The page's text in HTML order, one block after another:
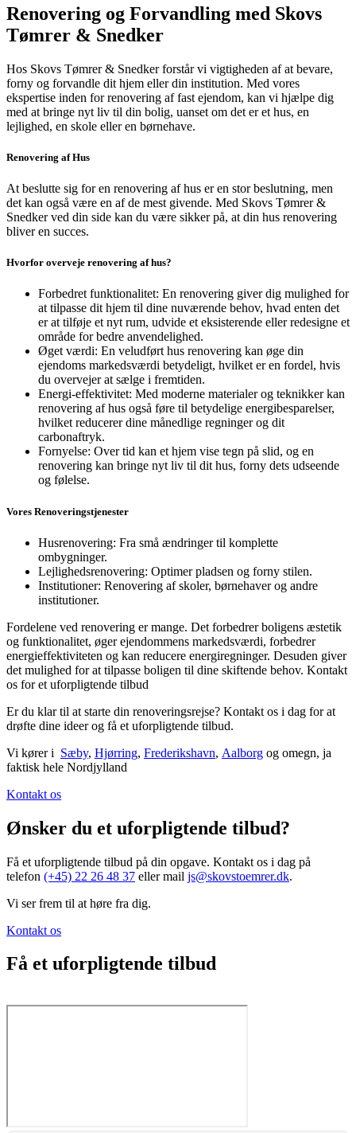
Renovering og Forvandling med Skovs
Tømrer & Snedker
Hos Skovs Tømrer & Snedker forstår vi vigtigheden af at bevare,
forny og forvandle dit hjem eller din institution. Med vores
ekspertise inden for renovering af fast ejendom, kan vi hjælpe dig
med at bringe nyt liv til din bolig, uanset om det er et hus, en
lejlighed, en skole eller en børnehave.
Renovering af Hus
At beslutte sig for en renovering af hus er en stor beslutning, men
det kan også være en af de mest givende. Med Skovs Tømrer &
Snedker ved din side kan du være sikker på, at din hus renovering
bliver en succes.
Hvorfor overveje renovering af hus?
Forbedret funktionalitet: En renovering giver dig mulighed for
at tilpasse dit hjem til dine nuværende behov, hvad enten det
er at tilføje et nyt rum, udvide et eksisterende eller redesigne et
område for bedre anvendelighed.
Øget værdi: En veludført hus renovering kan øge din
ejendoms markedsværdi betydeligt, hvilket er en fordel, hvis
du overvejer at sælge i fremtiden.
Energi-effektivitet: Med moderne materialer og teknikker kan
renovering af hus også føre til betydelige energibesparelser,
hvilket reducerer dine månedlige regninger og dit
carbonaftryk.
Fornyelse: Over tid kan et hjem vise tegn på slid, og en
renovering kan bringe nyt liv til dit hus, forny dets udseende
og følelse.
Vores Renoveringstjenester
Husrenovering: Fra små ændringer til komplette
ombygninger.
Lejlighedsrenovering: Optimer pladsen og forny stilen.
Institutioner: Renovering af skoler, børnehaver og andre
institutioner.
Fordelene ved renovering er mange. Det forbedrer boligens æstetik
og funktionalitet, øger ejendommens markedsværdi, forbedrer
energieffektiviteten og kan reducere energiregninger. Desuden giver
det mulighed for at tilpasse boligen til dine skiftende behov. Kontakt
os for et uforpligtende tilbud
Er du klar til at starte din renoveringsrejse? Kontakt os i dag for at
drøfte dine ideer og få et uforpligtende tilbud.
Vi kører i Sæby, Hjørring, Frederikshavn, Aalborg og omegn, ja
faktisk hele Nordjylland
Kontakt os
Ønsker du et uforpligtende tilbud?
Få et uforpligtende tilbud på din opgave. Kontakt os i dag på
telefon (+45) 22 26 48 37 eller mail js@skovstoemrer.dk.
Vi ser frem til at høre fra dig.
Kontakt os
Få et uforpligtende tilbud